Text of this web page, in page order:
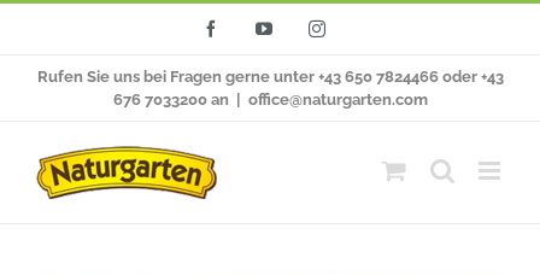
FacebookYouTubeInstagram
Rufen Sie uns bei Fragen gerne unter +43 650 7824466 oder +43
676 7033200 an
office@naturgarten.com